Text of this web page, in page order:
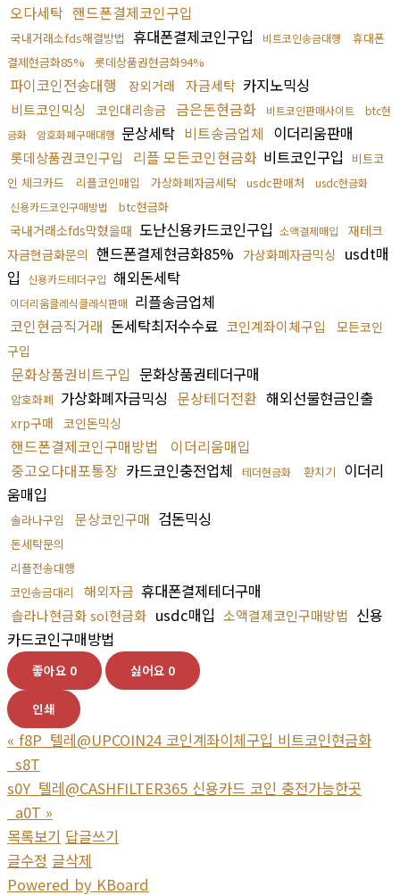
오다세탁 핸드폰결제코인구입
국내거래소fds해결방법 휴대폰결제코인구입 비트코인송금대행
휴대폰
결제현금화85%
롯데상품권현금화94%
파이코인전송대행 장외거래 자금세탁 카지노믹싱
비트코인믹싱 코인대리송금 금은돈현금화 비트코인판매사이트
btc현
금화
암호화폐구매대행 문상세탁 비트송금업체 이더리움판매
롯데상품권코인구입 리플 모든코인현금화 비트코인구입
비트코
인 체크카드
리플코인매입 가상화폐자금세탁 usdc판매처
usdc현금화
신용카드코인구매방법
btc현금화
국내거래소fds막혔을때 도난신용카드코인구입 소액결제매입
재테크
자금현금화문의 핸드폰결제현금화85% 가상화폐자금믹싱 usdt매
입
신용카드테더구입 해외돈세탁
이더리움클레식클레식판매 리플송금업체
코인현금직거래 돈세탁최저수수료 코인계좌이체구입
모든코인
구입
문화상품권비트구입 문화상품권테더구매
암호화폐 가상화폐자금믹싱 문상테더전환 해외선물현금인출
xrp구매 코인돈믹싱
핸드폰결제코인구매방법
이더리움매입
중고오다대포통장 카드코인충전업체 테더현금화 환치기 이더리
움매입
솔라나구입 문상코인구매 검돈믹싱
돈세탁문의
리플전송대행
코인송금대리
해외자금 휴대폰결제테더구매
솔라나현금화 sol현금화 usdc매입 소액결제코인구매방법 신용
카드코인구매방법
좋아요 0 싫어요 0
인쇄
« f8P_텔레@UPCOIN24 코인계좌이체구입 비트코인현금화
_s8T
s0Y_텔레@CASHFILTER365 신용카드 코인 충전가능한곳
_a0T »
목록보기 답글쓰기
글수정 글삭제
Powered by KBoard